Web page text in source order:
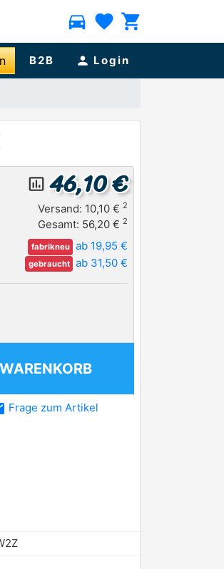
directions_car favorite shopping_cart
B2B person Login
insert_chart_outlined 46,10 €
Versand: 10,10 € 2
Gesamt: 56,20 € 2
fabrikneu ab 19,95 €
gebraucht ab 31,50 €
WARENKORB
Frage zum Artikel